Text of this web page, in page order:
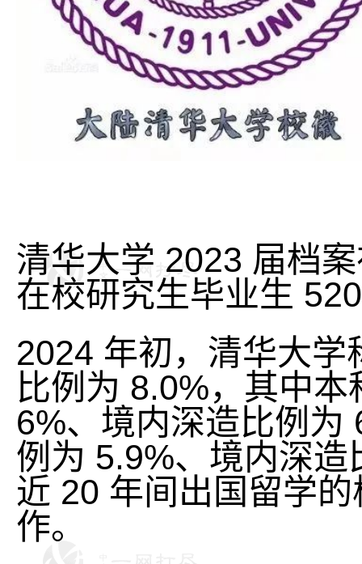
清华大学 2023 届档
在校研究生毕业生
2024 年初，清华大
比例为 8.0%，其中
6%、境内深造比例为
例为 5.9%、境内深
近 20 年间出国留学
作。